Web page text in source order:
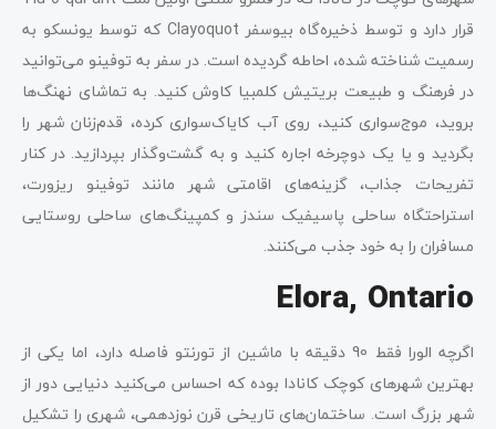
قرار دارد و توسط ذخیره‌گاه بیوسفر Clayoquot که توسط یونسکو به
رسمیت شناخته شده، احاطه گردیده است. در سفر به توفینو می‌توانید
در فرهنگ و طبیعت بریتیش کلمبیا کاوش کنید. به تماشای نهنگ‌ها
بروید، موج‌سواری کنید، روی آب کایاک‌سواری کرده، قدم‌زنان شهر را
بگردید و یا یک دوچرخه اجاره کنید و به گشت‌وگذار بپردازید. در کنار
تفریحات جذاب، گزینه‌های اقامتی شهر مانند توفینو ریزورت،
استراحتگاه ساحلی پاسیفیک سندز و کمپینگ‌های ساحلی روستایی
مسافران را به خود جذب می‌کنند.
Elora, Ontario
اگرچه الورا فقط 90 دقیقه با ماشین از تورنتو فاصله دارد، اما یکی از
بهترین شهرهای کوچک کانادا بوده که احساس می‌کنید دنیایی دور از
شهر بزرگ است. ساختمان‌های تاریخی قرن نوزدهمی، شهری را تشکیل